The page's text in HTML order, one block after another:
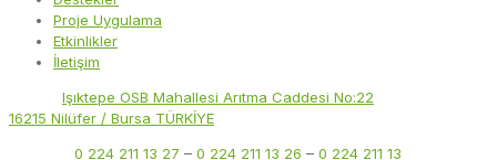
Proje Uygulama
Etkinlikler
İletişim
Işıktepe OSB Mahallesi Arıtma Caddesi No:22
16215 Nilüfer / Bursa TÜRKİYE
0 224 211 13 27 – 0 224 211 13 26 – 0 224 211 13